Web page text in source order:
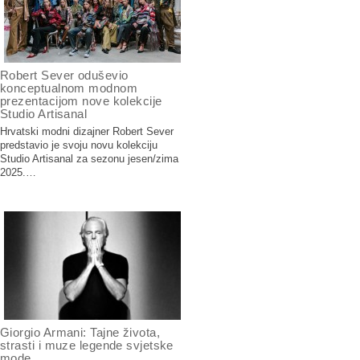
Robert Sever oduševio
konceptualnom modnom
prezentacijom nove kolekcije
Studio Artisanal
Hrvatski modni dizajner Robert Sever
predstavio je svoju novu kolekciju
Studio Artisanal za sezonu jesen/zima
2025.…
Giorgio Armani: Tajne života,
strasti i muze legende svjetske